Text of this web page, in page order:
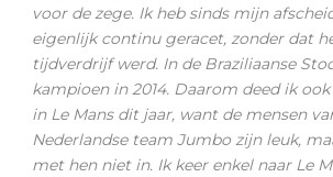
voor de zege. Ik heb sinds mijn
eigenlijk continu geracet, zonder dat
tijdverdrijf werd. In de Braziliaanse
kampioen in 2014. Daarom deed ik
in Le Mans dit jaar, want de mensen
Nederlandse team Jumbo zijn leuk,
met hen niet in. Ik keer enkel naar Le